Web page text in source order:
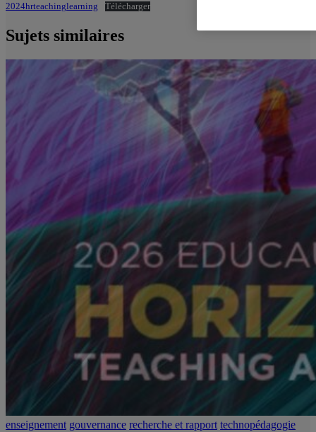
2024hrteachinglearning Télécharger
Sujets similaires
enseignement gouvernance recherche et rapport technopédagogie